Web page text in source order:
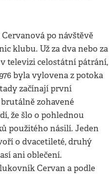
Cervanová po návštěvě
klubu. Už za dva nebo za
televizi celostátní pátrání,
byla vylovena z potoka
začínají první
zohavené
že šlo o pohlednou
použitého násilí. Jeden
o dvacetileté, druhý
ani oblečení.
Cervan a podle